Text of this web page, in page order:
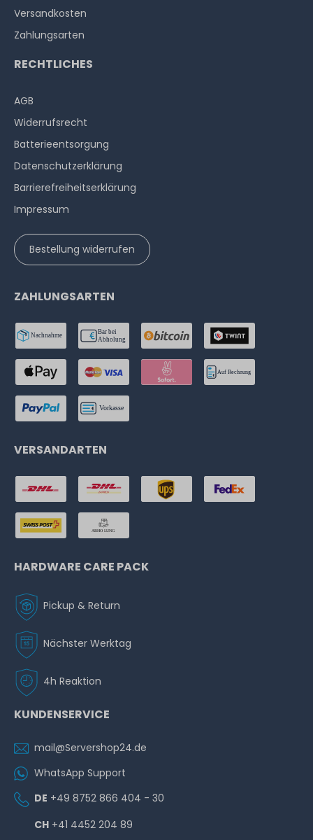
Versandkosten
Zahlungsarten
RECHTLICHES
AGB
Widerrufs­recht
Batterieentsorgung
Datenschutzerklärung
Barrierefreiheitserklärung
Impressum
Bestellung widerrufen
ZAHLUNGSARTEN
VERSANDARTEN
HARDWARE CARE PACK
Pickup & Return
Nächster Werktag
4h Reaktion
KUNDENSERVICE
mail@Servershop24.de
WhatsApp Support
DE +49 8752 866 404 - 30
CH +41 4452 204 89